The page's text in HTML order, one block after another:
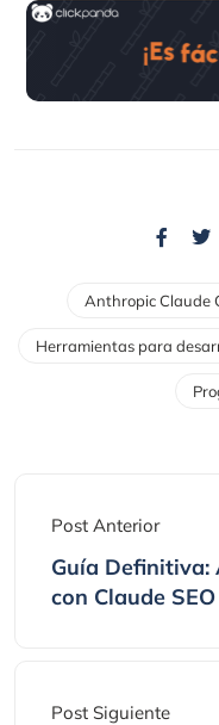
Anthropic Claude
Herramientas para
Post Anterior
Guía
con Claude
Post Siguiente